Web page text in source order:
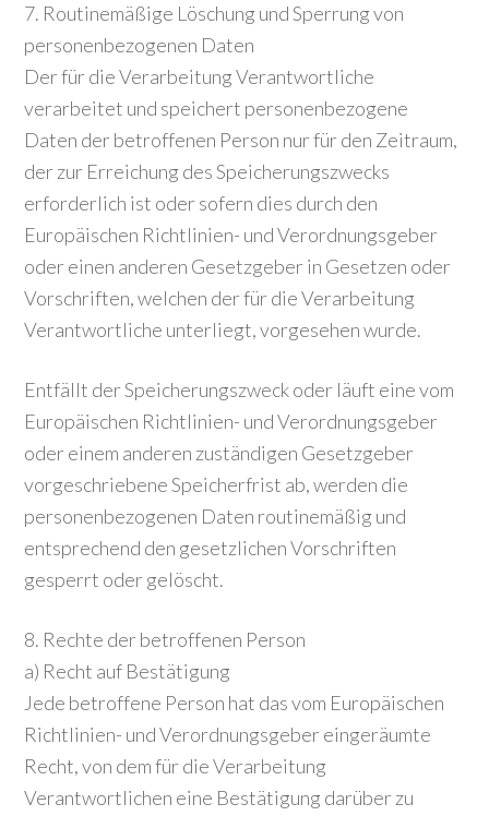
7. Routinemäßige Löschung und Sperrung von
personenbezogenen Daten
Der für die Verarbeitung Verantwortliche
verarbeitet und speichert personenbezogene
Daten der betroffenen Person nur für den Zeitraum,
der zur Erreichung des Speicherungszwecks
erforderlich ist oder sofern dies durch den
Europäischen Richtlinien- und Verordnungsgeber
oder einen anderen Gesetzgeber in Gesetzen oder
Vorschriften, welchen der für die Verarbeitung
Verantwortliche unterliegt, vorgesehen wurde.
Entfällt der Speicherungszweck oder läuft eine vom
Europäischen Richtlinien- und Verordnungsgeber
oder einem anderen zuständigen Gesetzgeber
vorgeschriebene Speicherfrist ab, werden die
personenbezogenen Daten routinemäßig und
entsprechend den gesetzlichen Vorschriften
gesperrt oder gelöscht.
8. Rechte der betroffenen Person
a) Recht auf Bestätigung
Jede betroffene Person hat das vom Europäischen
Richtlinien- und Verordnungsgeber eingeräumte
Recht, von dem für die Verarbeitung
Verantwortlichen eine Bestätigung darüber zu